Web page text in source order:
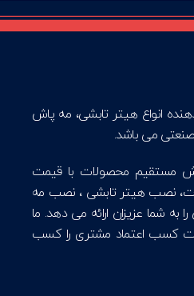
انواع هیتر تابشی، مه پاش
می باشد.
مستقیم محصولات با قیمت
نصب هیتر تابشی ، نصب مه
به شما عزیزان ارائه می دهد. ما
کسب اعتماد مشتری را کسب